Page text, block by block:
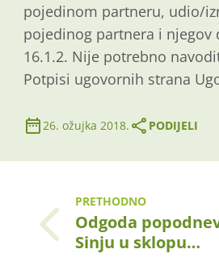
pojedinom partneru, udio/
pojedinog partnera i
16.1.2. Nije potrebno
Potpisi ugovornih strana
26. ožujka 2018. PODIJELI
PRETHODNO
Odgoda
Sinju u sklopu…